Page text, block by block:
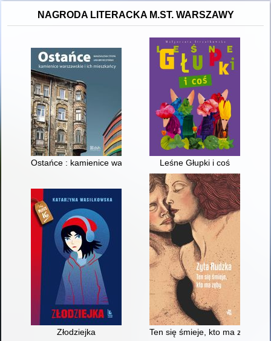
NAGRODA LITERACKA M.ST. WARSZAWY
Ostańce : kamienice warszawskie i ich mieszkańcy
Leśne Głupki i coś
Złodziejka Ten się śmieje, kto ma zęby